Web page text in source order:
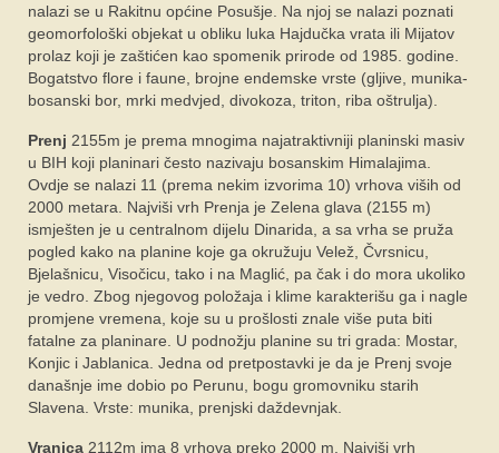
nalazi se u Rakitnu općine Posušje. Na njoj se nalazi poznati
geomorfološki objekat u obliku luka Hajdučka vrata ili Mijatov
prolaz koji je zaštićen kao spomenik prirode od 1985. godine.
Bogatstvo flore i faune, brojne endemske vrste (gljive, munika-
bosanski bor, mrki medvjed, divokoza, triton, riba oštrulja).
Prenj 2155m je prema mnogima najatraktivniji planinski masiv
u BIH koji planinari često nazivaju bosanskim Himalajima.
Ovdje se nalazi 11 (prema nekim izvorima 10) vrhova viših od
2000 metara. Najviši vrh Prenja je Zelena glava (2155 m)
ismješten je u centralnom dijelu Dinarida, a sa vrha se pruža
pogled kako na planine koje ga okružuju Velež, Čvrsnicu,
Bjelašnicu, Visočicu, tako i na Maglić, pa čak i do mora ukoliko
je vedro. Zbog njegovog položaja i klime karakterišu ga i nagle
promjene vremena, koje su u prošlosti znale više puta biti
fatalne za planinare. U podnožju planine su tri grada: Mostar,
Konjic i Jablanica. Jedna od pretpostavki je da je Prenj svoje
današnje ime dobio po Perunu, bogu gromovniku starih
Slavena. Vrste: munika, prenjski daždevnjak.
Vranica 2112m ima 8 vrhova preko 2000 m. Najviši vrh